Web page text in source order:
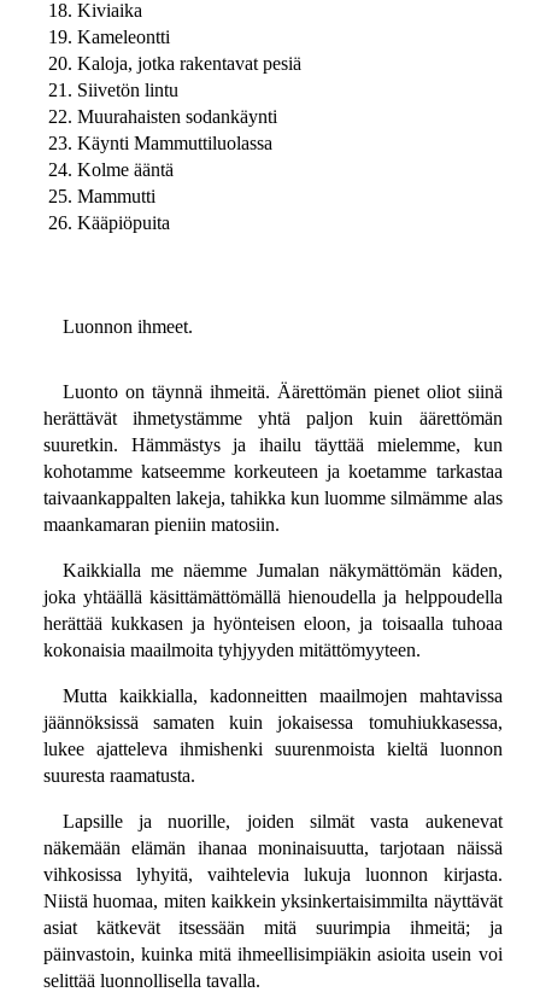
18. Kiviaika
19. Kameleontti
20. Kaloja, jotka rakentavat pesiä
21. Siivetön lintu
22. Muurahaisten sodankäynti
23. Käynti Mammuttiluolassa
24. Kolme ääntä
25. Mammutti
26. Kääpiöpuita
Luonnon ihmeet.
Luonto on täynnä ihmeitä. Äärettömän pienet oliot siinä
herättävät ihmetystämme yhtä paljon kuin äärettömän
suuretkin. Hämmästys ja ihailu täyttää mielemme, kun
kohotamme katseemme korkeuteen ja koetamme tarkastaa
taivaankappalten lakeja, tahikka kun luomme silmämme alas
maankamaran pieniin matosiin.
Kaikkialla me näemme Jumalan näkymättömän käden,
joka yhtäällä käsittämättömällä hienoudella ja helppoudella
herättää kukkasen ja hyönteisen eloon, ja toisaalla tuhoaa
kokonaisia maailmoita tyhjyyden mitättömyyteen.
Mutta kaikkialla, kadonneitten maailmojen mahtavissa
jäännöksissä samaten kuin jokaisessa tomuhiukkasessa,
lukee ajatteleva ihmishenki suurenmoista kieltä luonnon
suuresta raamatusta.
Lapsille ja nuorille, joiden silmät vasta aukenevat
näkemään elämän ihanaa moninaisuutta, tarjotaan näissä
vihkosissa lyhyitä, vaihtelevia lukuja luonnon kirjasta.
Niistä huomaa, miten kaikkein yksinkertaisimmilta näyttävät
asiat kätkevät itsessään mitä suurimpia ihmeitä; ja
päinvastoin, kuinka mitä ihmeellisimpiäkin asioita usein voi
selittää luonnollisella tavalla.